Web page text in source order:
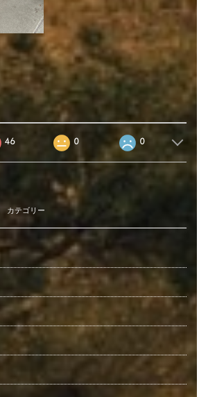
46 0 0
カテゴリー